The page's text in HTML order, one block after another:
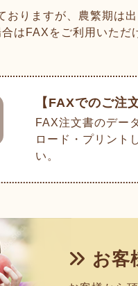
おりますが、農繁期は
はFAXをご利用いただ
【FAXでのご注文
FAX注文書のデー
ロード・プリント
い。
お客